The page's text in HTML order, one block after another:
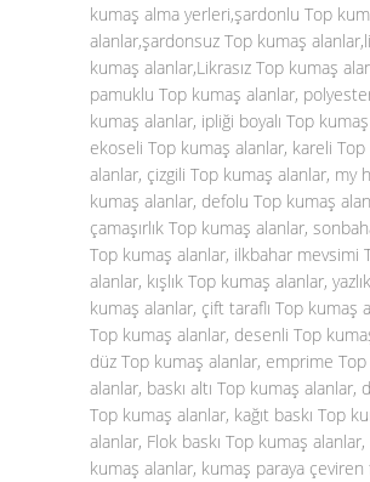
kumaş alma yerleri,şardonlu Top
alanlar,şardonsuz Top kumaş
kumaş alanlar,Likrasız Top kumaş
pamuklu Top kumaş alanlar,
kumaş alanlar, ipliği boyalı Top
ekoseli Top kumaş alanlar, kareli Top
alanlar, çizgili Top kumaş alanlar, my
kumaş alanlar, defolu Top kumaş
çamaşırlık Top kumaş alanlar,
Top kumaş alanlar, ilkbahar mevsimi
alanlar, kışlık Top kumaş alanlar,
kumaş alanlar, çift taraflı Top kumaş
Top kumaş alanlar, desenli Top
düz Top kumaş alanlar, emprime
alanlar, baskı altı Top kumaş alanlar,
Top kumaş alanlar, kağıt baskı Top
alanlar, Flok baskı Top kumaş
kumaş alanlar, kumaş paraya çeviren